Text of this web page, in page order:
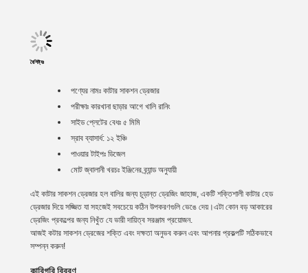
বৈশিষ্ট্যঃ
পণ্যের নামঃ কাটার সাকশন ড্রেজার
পরীক্ষাঃ কারখানা ছাড়ার আগে খালি রানিং
সাইড প্লেটের বেধঃ ৫ মিমি
স্রাব ব্যাসার্ধ: ১২ ইঞ্চি
পাওয়ার টাইপঃ ডিজেল
মোট জ্বালানী খরচঃ ইঞ্জিনের ব্র্যান্ড অনুযায়ী
এই কাটার সাকশন ড্রেজার হল বালির জন্য চূড়ান্ত ড্রেজিং জাহাজ, একটি শক্তিশালী কাটার হেড
ড্রেজার দিয়ে সজ্জিত যা সহজেই সবচেয়ে কঠিন উপকরণগুলি ভেঙে দেয়।এটা কোন বড় আকারের
ড্রেজিং প্রকল্পের জন্য নিখুঁত যে ভারী দায়িত্ব সরঞ্জাম প্রয়োজন.
আজই কটার সাকশন ড্রেজের শক্তি এবং দক্ষতা অনুভব করুন এবং আপনার প্রকল্পটি সঠিকভাবে
সম্পন্ন করুন!